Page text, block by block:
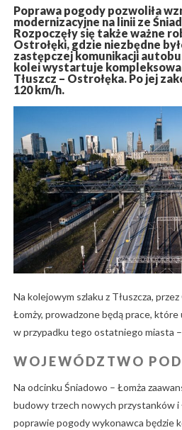
Poprawa pogody pozwoliła
modernizacyjne na linii ze
Rozpoczęły się także ważne
Ostrołęki, gdzie niezbędne
zastępczej komunikacji
kolei wystartuje
Tłuszcz – Ostrołęka. Po jej
120 km/h.
Na kolejowym szlaku z Tłuszcza,
Łomży, prowadzone będą prace,
w przypadku tego ostatniego miasta
WOJEWÓDZTWO
Na odcinku Śniadowo – Łomża
budowy trzech nowych przystanków i
poprawie pogody wykonawca będzie